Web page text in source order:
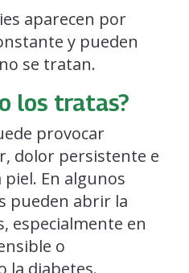
los tratas?
provocar
dolor persistente e
En algunos
pueden abrir la
especialmente en
o
la diabetes.